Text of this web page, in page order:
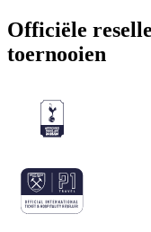
Officiële
toernooien